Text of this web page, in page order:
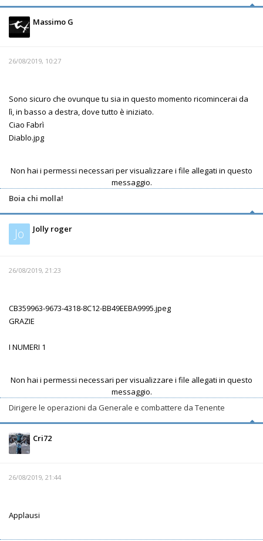
Massimo G
26/08/2019, 10:27
Sono sicuro che ovunque tu sia in questo momento ricomincerai da
lì, in basso a destra, dove tutto è iniziato.
Ciao Fabrì
Diablo.jpg
Non hai i permessi necessari per visualizzare i file allegati in questo
messaggio.
Boia chi molla!
Jo Jolly roger
26/08/2019, 21:23
CB359963-9673-4318-8C12-BB49EEBA9995.jpeg
GRAZIE
I NUMERI 1
Non hai i permessi necessari per visualizzare i file allegati in questo
messaggio.
Dirigere le operazioni da Generale e combattere da Tenente
Cri72
26/08/2019, 21:44
Applausi